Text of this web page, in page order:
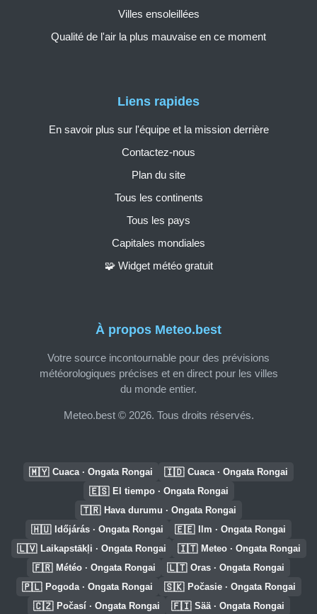
À propos Meteo.best
Votre source incontournable pour des prévisions
météorologiques précises et en direct pour les villes
du monde entier.
Meteo.best © 2026. Tous droits réservés.
Liens rapides
En savoir plus sur l'équipe et la mission derrière
Contactez-nous
Plan du site
Tous les continents
Tous les pays
Capitales mondiales
🧩 Widget météo gratuit
Villes ensoleillées
Qualité de l'air la plus mauvaise en ce moment
🇲🇾 Cuaca · Ongata Rongai 🇮🇩 Cuaca · Ongata Rongai
🇪🇸 El tiempo · Ongata Rongai
🇹🇷 Hava durumu · Ongata Rongai
🇭🇺 Időjárás · Ongata Rongai 🇪🇪 Ilm · Ongata Rongai
🇱🇻 Laikapstākļi · Ongata Rongai 🇮🇹 Meteo · Ongata Rongai
🇫🇷 Météo · Ongata Rongai 🇱🇹 Oras · Ongata Rongai
🇵🇱 Pogoda · Ongata Rongai 🇸🇰 Počasie · Ongata Rongai
🇨🇿 Počasí · Ongata Rongai 🇫🇮 Sää · Ongata Rongai